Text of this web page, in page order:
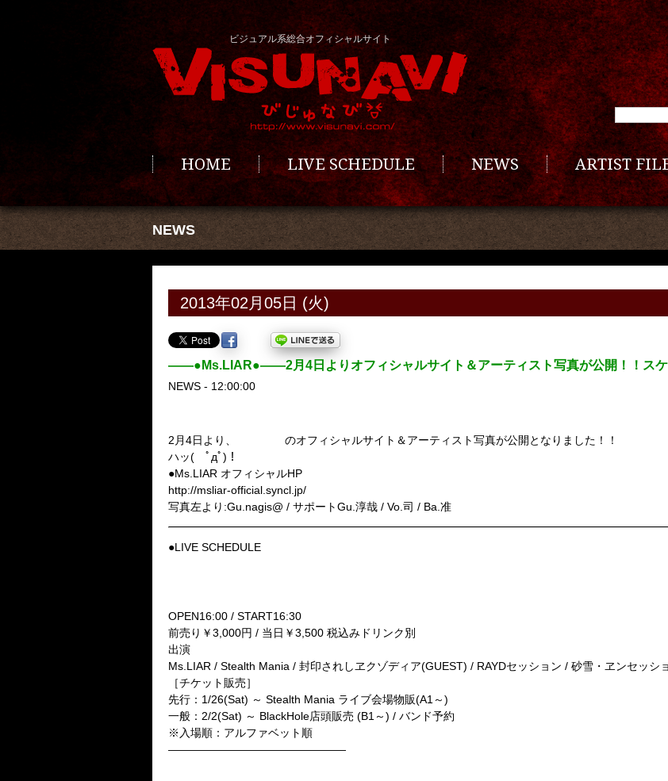
ビジュアル系総合オフィシャルサイト
HOME LIVE SCHEDULE NEWS ARTIST
NEWS
2013年02月05日 (火)
——●Ms.LIAR●——2月4日よりオフィシャルサイト＆アーティスト写真が公開！！スケ
NEWS - 12:00:00
2月4日より、
のオフィシャルサイト＆アーティスト写真が公開となりました！！
ハッ( ﾟдﾟ)！
●Ms.LIAR オフィシャルHP
http://msliar-official.syncl.jp/
写真左より:Gu.nagis@ / サポートGu.淳哉 / Vo.司 / Ba.准
●LIVE SCHEDULE
OPEN16:00 / START16:30
前売り￥3,000円 / 当日￥3,500 税込みドリンク別
出演
Ms.LIAR / Stealth Mania / 封印されしヱクゾディア(GUEST) / RAYDセッション / 砂雪・ヱンセッシ
［チケット販売］
先行：1/26(Sat) ～ Stealth Mania ライブ会場物販(A1～)
一般：2/2(Sat) ～ BlackHole店頭販売 (B1～) / バンド予約
※入場順：アルファベット順
————————————————